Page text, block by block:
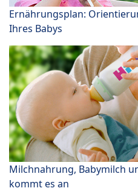
Ernährungsplan:
Ihres Babys
Milchnahrung, Babymilch
kommt es an